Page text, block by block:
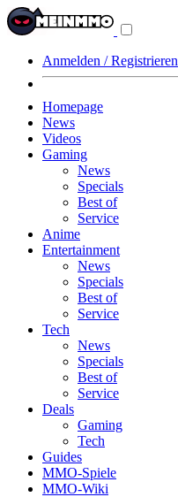
Anmelden / Registrieren
Homepage
News
Videos
Gaming
News
Specials
Best of
Service
Anime
Entertainment
News
Specials
Best of
Service
Tech
News
Specials
Best of
Service
Deals
Gaming
Tech
Guides
MMO-Spiele
MMO-Wiki